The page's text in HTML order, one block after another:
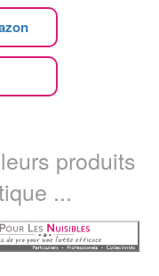
produits
...